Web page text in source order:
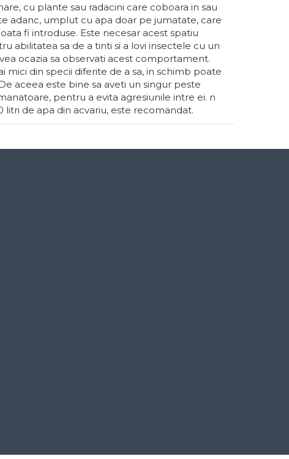
cu plante sau radacini care coboara in sau
adanc, umplut cu apa doar pe jumatate, care
fi introduse. Este necesar acest spatiu
abilitatea sa de a tinti si a lovi insectele cu un
ocazia sa observati acest comportament.
mici din specii diferite de a sa, in schimb poate
aceea este bine sa aveti un singur peste
pentru a evita agresiunile intre ei. n
litri de apa din acvariu, este recomandat.